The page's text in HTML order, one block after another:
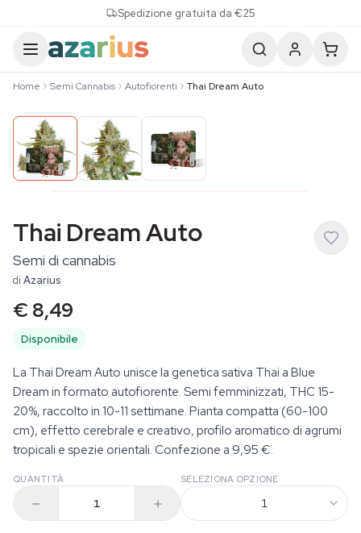
Spedizione gratuita da €25
Home Semi Cannabis Autofiorenti Thai Dream Auto
Thai Dream Auto
Semi di cannabis
di Azarius
€ 8,49
Disponibile
La Thai Dream Auto unisce la genetica sativa Thai a Blue
Dream in formato autofiorente. Semi femminizzati, THC 15-
20%, raccolto in 10-11 settimane. Pianta compatta (60-100
cm), effetto cerebrale e creativo, profilo aromatico di agrumi
tropicali e spezie orientali. Confezione a 9,95 €.
QUANTITÀ SELEZIONA OPZIONE
1